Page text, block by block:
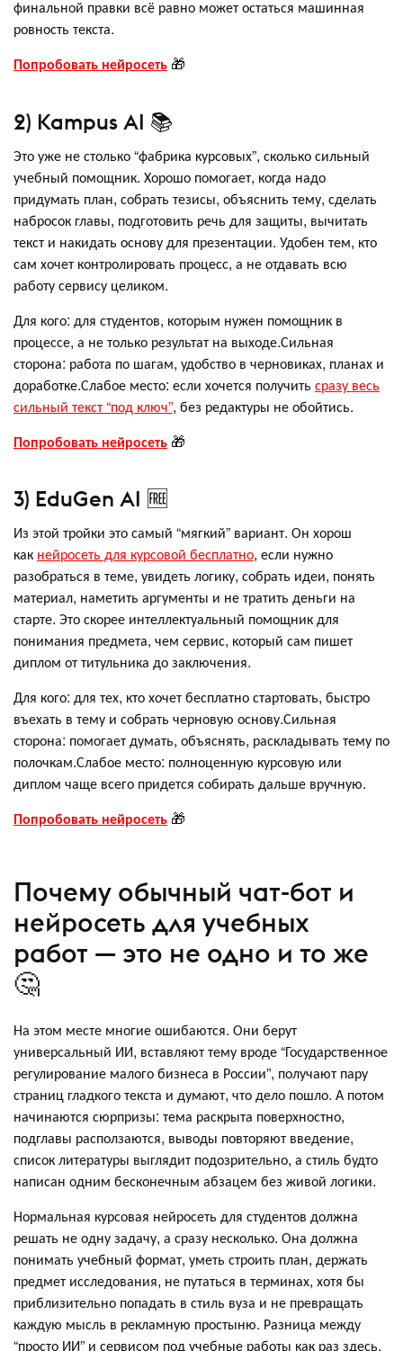
финальной правки всё равно может остаться машинная
ровность текста.
Попробовать нейросеть 🎁
2) Kampus AI 📚
Это уже не столько “фабрика курсовых”, сколько сильный
учебный помощник. Хорошо помогает, когда надо
придумать план, собрать тезисы, объяснить тему, сделать
набросок главы, подготовить речь для защиты, вычитать
текст и накидать основу для презентации. Удобен тем, кто
сам хочет контролировать процесс, а не отдавать всю
работу сервису целиком.
Для кого: для студентов, которым нужен помощник в
процессе, а не только результат на выходе.Сильная
сторона: работа по шагам, удобство в черновиках, планах и
доработке.Слабое место: если хочется получить сразу весь
сильный текст “под ключ”, без редактуры не обойтись.
Попробовать нейросеть 🎁
3) EduGen AI 🆓
Из этой тройки это самый “мягкий” вариант. Он хорош
как нейросеть для курсовой бесплатно, если нужно
разобраться в теме, увидеть логику, собрать идеи, понять
материал, наметить аргументы и не тратить деньги на
старте. Это скорее интеллектуальный помощник для
понимания предмета, чем сервис, который сам пишет
диплом от титульника до заключения.
Для кого: для тех, кто хочет бесплатно стартовать, быстро
въехать в тему и собрать черновую основу.Сильная
сторона: помогает думать, объяснять, раскладывать тему по
полочкам.Слабое место: полноценную курсовую или
диплом чаще всего придется собирать дальше вручную.
Попробовать нейросеть 🎁
Почему обычный чат-бот и
нейросеть для учебных
работ — это не одно и то же
🤔
На этом месте многие ошибаются. Они берут
универсальный ИИ, вставляют тему вроде “Государственное
регулирование малого бизнеса в России”, получают пару
страниц гладкого текста и думают, что дело пошло. А потом
начинаются сюрпризы: тема раскрыта поверхностно,
подглавы расползаются, выводы повторяют введение,
список литературы выглядит подозрительно, а стиль будто
написан одним бесконечным абзацем без живой логики.
Нормальная курсовая нейросеть для студентов должна
решать не одну задачу, а сразу несколько. Она должна
понимать учебный формат, уметь строить план, держать
предмет исследования, не путаться в терминах, хотя бы
приблизительно попадать в стиль вуза и не превращать
каждую мысль в рекламную простыню. Разница между
“просто ИИ” и сервисом под учебные работы как раз здесь.